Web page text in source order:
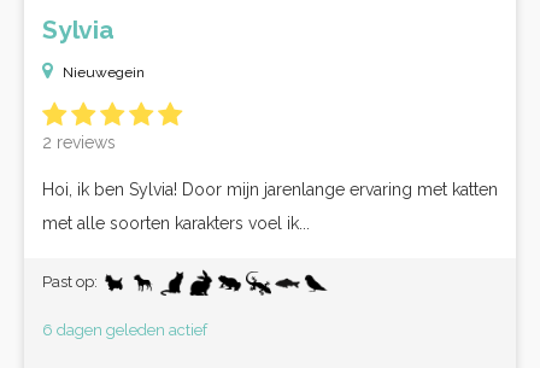
Sylvia
Nieuwegein
2 reviews
Hoi, ik ben Sylvia! Door mijn jarenlange ervaring met katten
met alle soorten karakters voel ik...
Past op:
6 dagen geleden actief